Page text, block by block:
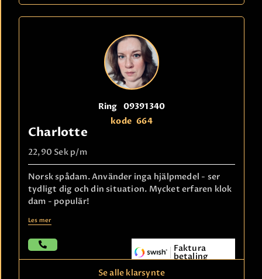
Ring 09391340
kode 664
Charlotte
22,90 Sek p/m
Norsk spådam. Använder inga hjälpmedel - ser
tydligt dig och din situation. Mycket erfaren klok
dam - populär!
Les mer
Faktura
betaling
Se alle klarsynte